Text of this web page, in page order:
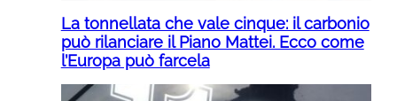
La tonnellata che vale cinque: il carbonio
può rilanciare il Piano Mattei. Ecco come
l’Europa può farcela